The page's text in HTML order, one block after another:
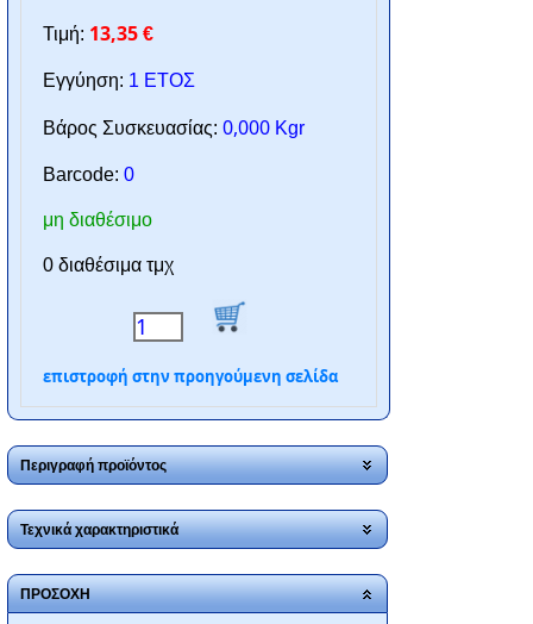
Τιμή: 13,35 €
Εγγύηση: 1 ΕΤΟΣ
Βάρος Συσκευασίας: 0,000 Kgr
Barcode: 0
μη διαθέσιμο
0 διαθέσιμα τμχ
επιστροφή στην προηγούμενη σελίδα
Περιγραφή προϊόντος
Τεχνικά χαρακτηριστικά
ΠΡΟΣΟΧΗ